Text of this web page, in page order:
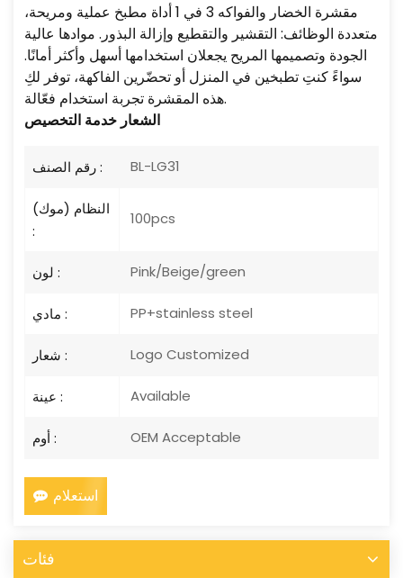
مقشرة الخضار والفواكه 3 في 1 أداة مطبخ عملية ومريحة،
متعددة الوظائف: التقشير والتقطيع وإزالة البذور. موادها عالية
الجودة وتصميمها المريح يجعلان استخدامها أسهل وأكثر أمانًا.
سواءً كنتِ تطبخين في المنزل أو تحضّرين الفاكهة، توفر لكِ
هذه المقشرة تجربة استخدام فعّالة.
الشعار خدمة التخصيص
رقم الصنف : BL-LG31
النظام (موك)
:
100pcs
لون : Pink/Beige/green
مادي : PP+stainless steel
شعار : Logo Customized
عينة : Available
أوم : OEM Acceptable
استعلام
فئات